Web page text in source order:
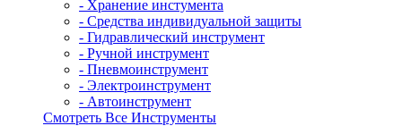
- Хранение инстумента
- Средства индивидуальной защиты
- Гидравлический инструмент
- Ручной инструмент
- Пневмоинструмент
- Электроинструмент
- Автоинструмент
Смотреть Все Инструменты